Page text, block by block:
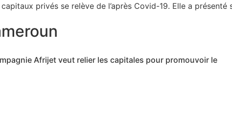
privés se relève de l’après Covid-19. Elle a présenté
Afrijet veut relier les capitales pour promouvoir le